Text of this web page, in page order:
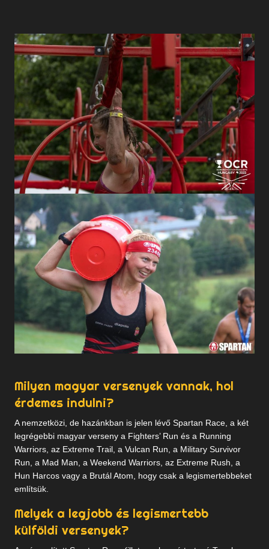
Milyen magyar versenyek vannak, hol
érdemes indulni?
A nemzetközi, de hazánkban is jelen lévő Spartan Race, a két
legrégebbi magyar verseny a Fighters’ Run és a Running
Warriors, az Extreme Trail, a Vulcan Run, a Military Survivor
Run, a Mad Man, a Weekend Warriors, az Extreme Rush, a
Hun Harcos vagy a Brutál Atom, hogy csak a legismertebbeket
említsük.
Melyek a legjobb és legismertebb
külföldi versenyek?